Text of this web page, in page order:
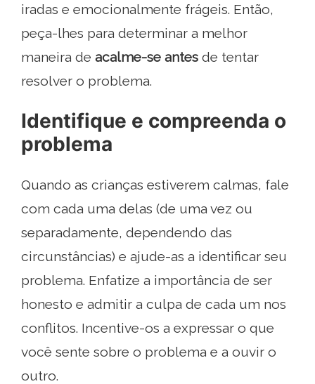
iradas e emocionalmente frágeis. Então,
peça-lhes para determinar a melhor
maneira de acalme-se antes de tentar
resolver o problema.
Identifique e compreenda o
problema
Quando as crianças estiverem calmas, fale
com cada uma delas (de uma vez ou
separadamente, dependendo das
circunstâncias) e ajude-as a identificar seu
problema. Enfatize a importância de ser
honesto e admitir a culpa de cada um nos
conflitos. Incentive-os a expressar o que
você sente sobre o problema e a ouvir o
outro.